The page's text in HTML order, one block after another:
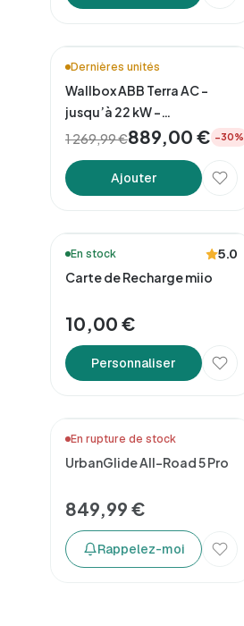
Dernières unités
Wallbox ABB Terra AC –
jusqu’à 22 kW –
Connectivité Intelligente
1 269,99 €889,00 € −30%
Ajouter
En stock
5.0
Carte de Recharge miio
10,00 €
Personnaliser
En rupture de stock
UrbanGlide All-Road 5 Pro
849,99 €
Rappelez-moi